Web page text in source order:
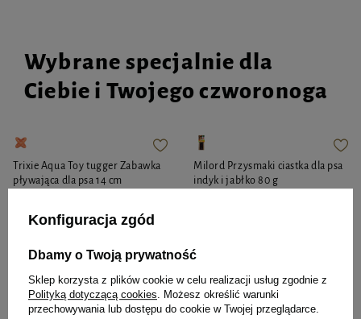
Wybrane specjalnie dla
Ciebie i Twojego czworonoga
Trixie Aqua Toy tugger Zabawka
pływająca dla psa 14 cm
- +
Do koszyka
Milord Przysmaki ciastka dla psa
indyk i jabłko 80 g
- +
Do koszyka
Konfiguracja zgód
Dbamy o Twoją prywatność
Sklep korzysta z plików cookie w celu realizacji usług zgodnie z
Polityką dotyczącą cookies. Możesz określić warunki
przechowywania lub dostępu do cookie w Twojej przeglądarce.